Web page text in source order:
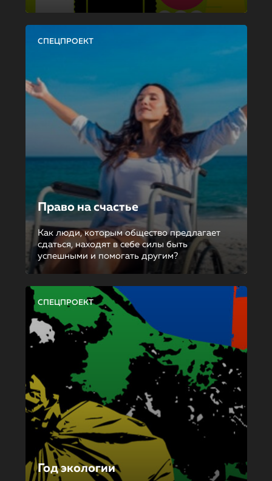
СПЕЦПРОЕКТ
Право на счастье
Как люди, которым общество предлагает
сдаться, находят в себе силы быть
успешными и помогать другим?
СПЕЦПРОЕКТ
Год экологии